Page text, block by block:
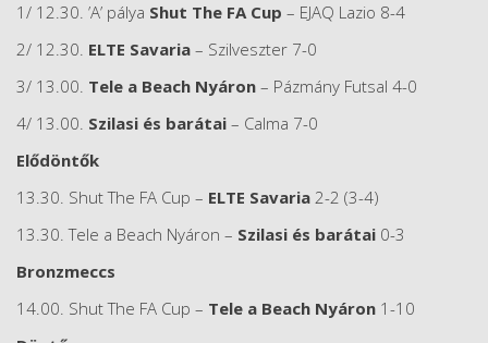
1/ 12.30. ’A’ pálya Shut The FA Cup – EJAQ Lazio 8-4
2/ 12.30. ELTE Savaria – Szilveszter 7-0
3/ 13.00. Tele a Beach Nyáron – Pázmány Futsal 4-0
4/ 13.00. Szilasi és barátai – Calma 7-0
Elődöntők
13.30. Shut The FA Cup – ELTE Savaria 2-2 (3-4)
13.30. Tele a Beach Nyáron – Szilasi és barátai 0-3
Bronzmeccs
14.00. Shut The FA Cup – Tele a Beach Nyáron 1-10